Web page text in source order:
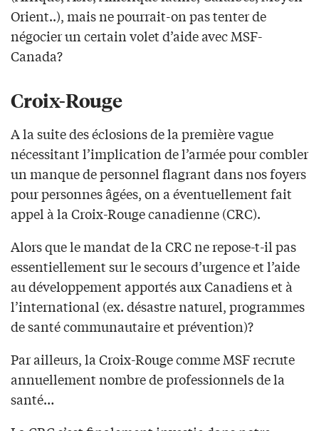
Orient..), mais ne pourrait-on pas tenter de
négocier un certain volet d’aide avec MSF-
Canada?
Croix-Rouge
A la suite des éclosions de la première vague
nécessitant l’implication de l’armée pour combler
un manque de personnel flagrant dans nos foyers
pour personnes âgées, on a éventuellement fait
appel à la Croix-Rouge canadienne (CRC).
Alors que le mandat de la CRC ne repose-t-il pas
essentiellement sur le secours d’urgence et l’aide
au développement apportés aux Canadiens et à
l’international (ex. désastre naturel, programmes
de santé communautaire et prévention)?
Par ailleurs, la Croix-Rouge comme MSF recrute
annuellement nombre de professionnels de la
santé…